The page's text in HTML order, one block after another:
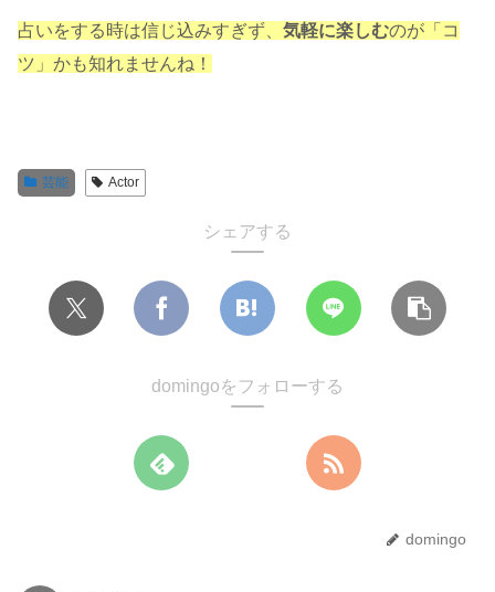
占いをする時は信じ込みすぎず、 気軽に楽しむのが「コ
ツ」かも知れませんね！
芸能 Actor
シェアする
domingoをフォローする
domingo